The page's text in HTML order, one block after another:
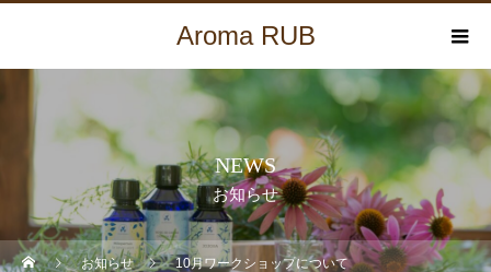
Aroma RUB
NEWS
お知らせ
お知らせ 10月ワークショップについて